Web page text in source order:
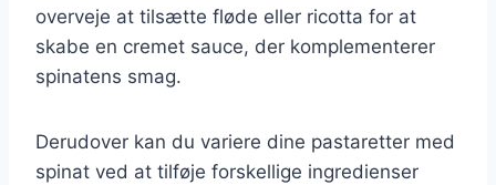
overveje at tilsætte fløde eller ricotta for at
skabe en cremet sauce, der komplementerer
spinatens smag.
Derudover kan du variere dine pastaretter med
spinat ved at tilføje forskellige ingredienser